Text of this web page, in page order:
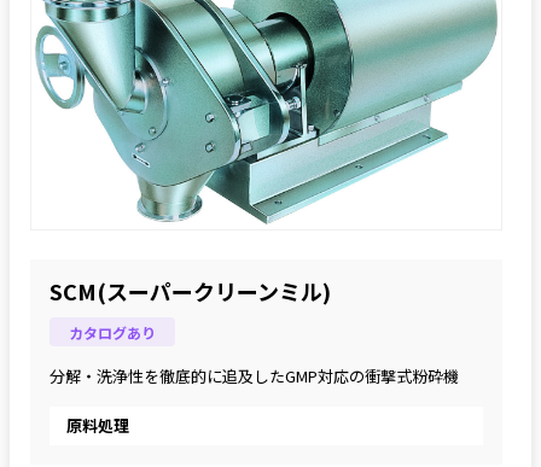
SCM(スーパークリーンミル)
カタログあり
分解・洗浄性を徹底的に追及したGMP対応の衝撃式粉砕機
原料処理